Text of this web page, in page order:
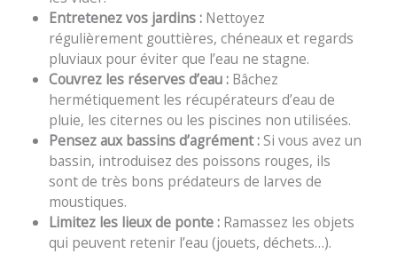
Entretenez vos jardins :Nettoyez
régulièrement gouttières, chéneaux et regards
pluviaux pour éviter que l’eau ne stagne.
Couvrez les réserves d’eau :Bâchez
hermétiquement les récupérateurs d’eau de
pluie, les citernes ou les piscines non utilisées.
Pensez aux bassins d’agrément :Si vous avez un
bassin, introduisez des poissons rouges, ils
sont de très bons prédateurs de larves de
moustiques.
Limitez les lieux de ponte :Ramassez les objets
qui peuvent retenir l’eau (jouets, déchets…).